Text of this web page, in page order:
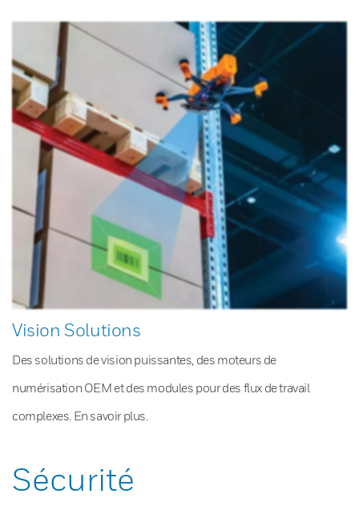
Vision Solutions
Des solutions de vision puissantes, des moteurs de
numérisation OEM et des modules pour des flux de travail
complexes. En savoir plus.
Sécurité